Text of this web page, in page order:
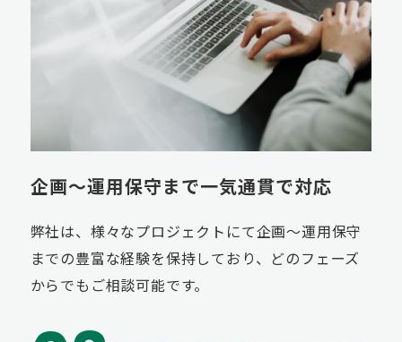
企画〜運用保守まで一気通貫で対応
弊社は、様々なプロジェクトにて企画〜運用保守
までの豊富な経験を保持しており、どのフェーズ
からでもご相談可能です。